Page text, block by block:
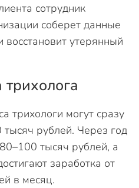
сотрудник
соберет данные
утерянный
трихологи могут сразу
рублей. Через год
тысяч рублей, а
заработка от
в месяц.